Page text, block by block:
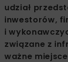
udział
inwestorów,
i
związane z
ważne